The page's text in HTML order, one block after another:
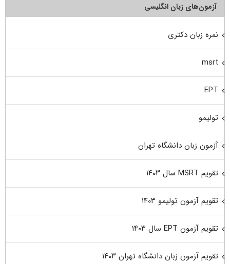
آزمون‌های زبان انگلیسی
نمره زبان دکتری
msrt
EPT
تولیمو
آزمون زبان دانشگاه تهران
تقویم MSRT سال ۱۴۰۳
تقویم آزمون تولیمو ۱۴۰۳
تقویم آزمون EPT سال ۱۴۰۳
تقویم آزمون زبان دانشگاه تهران ۱۴۰۳